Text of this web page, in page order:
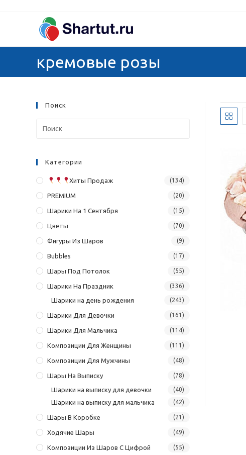
содержимому
кремовые розы
Поиск
Категории
Хиты Продаж (134)
PREMIUM (20)
Шарики На 1 Сентября (15)
Цветы (70)
Фигуры Из Шаров (9)
Bubbles (17)
Шары Под Потолок (55)
Шарики На Праздник (336)
Шарики на день рождения (243)
Шарики Для Девочки (161)
Шарики Для Мальчика (114)
Композиции Для Женщины (111)
Композиции Для Мужчины (48)
Шары На Выписку (78)
Шарики на выписку для девочки (40)
Шарики на выписку для мальчика (42)
Шары В Коробке (21)
Ходячие Шары (49)
Композиции Из Шаров С Цифрой (55)